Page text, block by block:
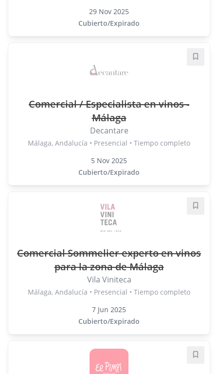
29 Nov 2025
Cubierto/Expirado
Comercial / Especialista en vinos -
Málaga
Decantare
Málaga, Andalucía • Presencial • Tiempo completo
5 Nov 2025
Cubierto/Expirado
Comercial Sommelier experto en vinos
para la zona de Málaga
Vila Viniteca
Málaga, Andalucía • Presencial • Tiempo completo
7 Jun 2025
Cubierto/Expirado